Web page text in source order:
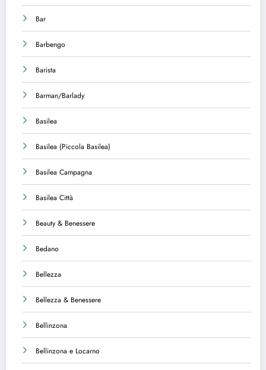
Bar
Barbengo
Barista
Barman/Barlady
Basilea
Basilea (Piccola Basilea)
Basilea Campagna
Basilea Città
Beauty & Benessere
Bedano
Bellezza
Bellezza & Benessere
Bellinzona
Bellinzona e Locarno